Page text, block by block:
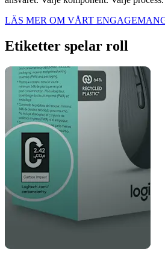
LÄS MER OM VÅRT
Etiketter spelar roll